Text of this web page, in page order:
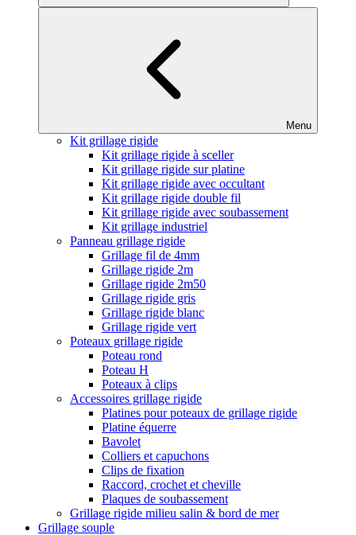
Menu
Kit grillage rigide
Kit grillage rigide à sceller
Kit grillage rigide sur platine
Kit grillage rigide avec occultant
Kit grillage rigide double fil
Kit grillage rigide avec soubassement
Kit grillage industriel
Panneau grillage rigide
Grillage fil de 4mm
Grillage rigide 2m
Grillage rigide 2m50
Grillage rigide gris
Grillage rigide blanc
Grillage rigide vert
Poteaux grillage rigide
Poteau rond
Poteau H
Poteaux à clips
Accessoires grillage rigide
Platines pour poteaux de grillage rigide
Platine équerre
Bavolet
Colliers et capuchons
Clips de fixation
Raccord, crochet et cheville
Plaques de soubassement
Grillage rigide milieu salin & bord de mer
Grillage souple